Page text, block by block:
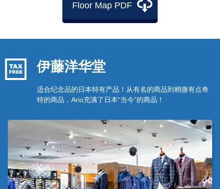
Floor Map PDF
伊藤洋华堂
适合纪念品的日本特有产品！从有名的商品到稍微有点奇
特的商品，Ario充满了日本“当今”的商品！